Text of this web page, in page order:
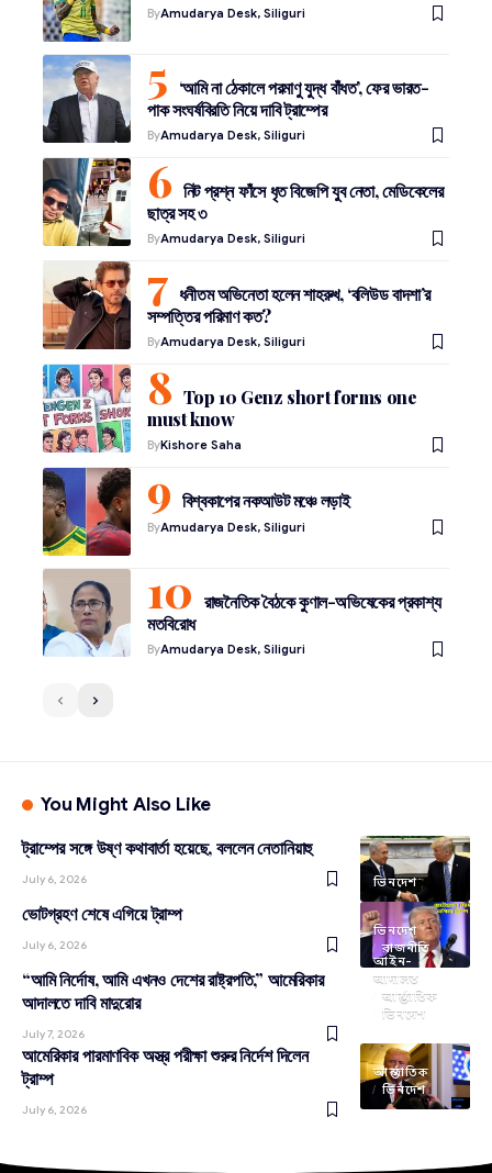
ByAmudarya Desk, Siliguri
‘আমি না ঠেকালে পরমাণু যুদ্ধ বাঁধত’, ফের ভারত-
পাক সংঘর্ষবিরতি নিয়ে দাবি ট্রাম্পের
ByAmudarya Desk, Siliguri
নিট প্রশ্ন ফাঁসে ধৃত বিজেপি যুব নেতা, মেডিকেলের
ছাত্র সহ ৩
ByAmudarya Desk, Siliguri
ধনীতম অভিনেতা হলেন শাহরুখ, ‘বলিউড বাদশা’র
সম্পত্তির পরিমাণ কত?
ByAmudarya Desk, Siliguri
Top 10 Genz short forms one
must know
ByKishore Saha
বিশ্বকাপের নকআউট মঞ্চে লড়াই
ByAmudarya Desk, Siliguri
রাজনৈতিক বৈঠকে কুণাল-অভিষেকের প্রকাশ্য
মতবিরোধ
ByAmudarya Desk, Siliguri
You Might Also Like
ভিনদেশ
ট্রাম্পের সঙ্গে উষ্ণ কথাবার্তা হয়েছে, বললেন নেতানিয়াহু
July 6, 2026
ভিনদেশ
রাজনীতি
ভোটগ্রহণ শেষে এগিয়ে ট্রাম্প
July 6, 2026
আইন-
আদালত
আন্তর্জাতিক
ভিনদেশ
“আমি নির্দোষ, আমি এখনও দেশের রাষ্ট্রপতি,” আমেরিকার
আদালতে দাবি মাদুরোর
July 7, 2026
আন্তর্জাতিক
ভিনদেশ
আমেরিকার পারমাণবিক অস্ত্র পরীক্ষা শুরুর নির্দেশ দিলেন
ট্রাম্প
July 6, 2026